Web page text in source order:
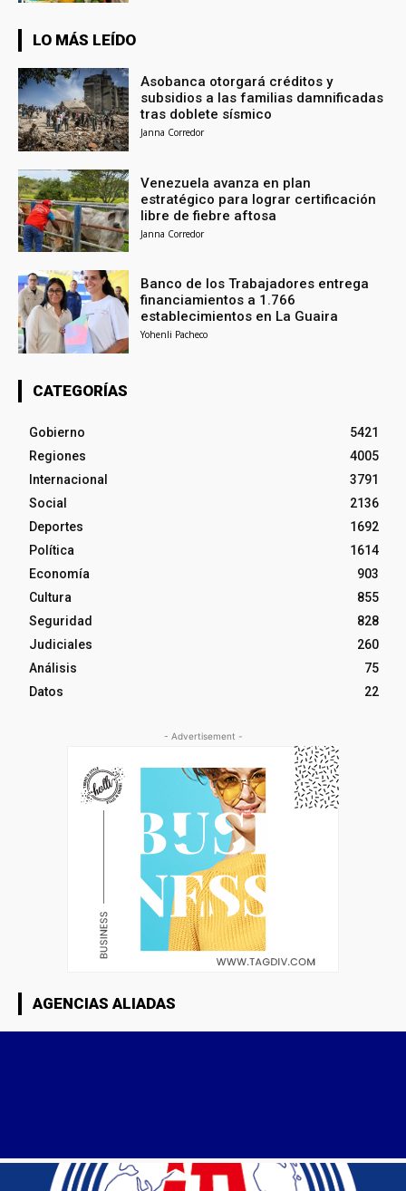
LO MÁS LEÍDO
Asobanca otorgará créditos y
subsidios a las familias damnificadas
tras doblete sísmico
Janna Corredor
Venezuela avanza en plan
estratégico para lograr certificación
libre de fiebre aftosa
Janna Corredor
Banco de los Trabajadores entrega
financiamientos a 1.766
establecimientos en La Guaira
Yohenli Pacheco
CATEGORÍAS
Gobierno
5421
Regiones
4005
Internacional
3791
Social
2136
Deportes
1692
Política
1614
Economía
903
Cultura
855
Seguridad
828
Judiciales
260
Análisis
75
Datos
22
- Advertisement -
AGENCIAS ALIADAS